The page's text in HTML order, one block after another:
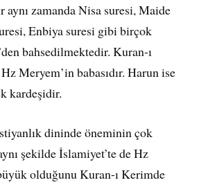
aynı zamanda Nisa suresi, Maide
Enbiya suresi gibi birçok
bahsedilmektedir. Kuran-ı
Meryem’in babasıdır. Harun ise
kardeşidir.
dininde öneminin çok
şekilde İslamiyet’te de Hz
olduğunu Kuran-ı Kerimde